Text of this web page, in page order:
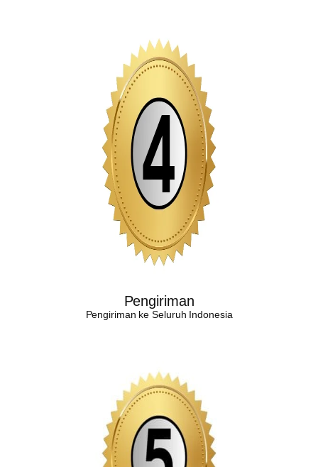
Pengiriman
Pengiriman ke Seluruh Indonesia